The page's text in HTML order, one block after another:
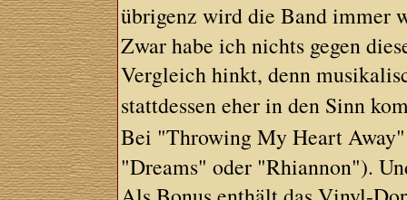
übrigenz wird die Band immer
Zwar habe ich nichts gegen
Vergleich hinkt, denn
stattdessen eher in den Sinn
Bei "Throwing My Heart
"Dreams" oder "Rhiannon").